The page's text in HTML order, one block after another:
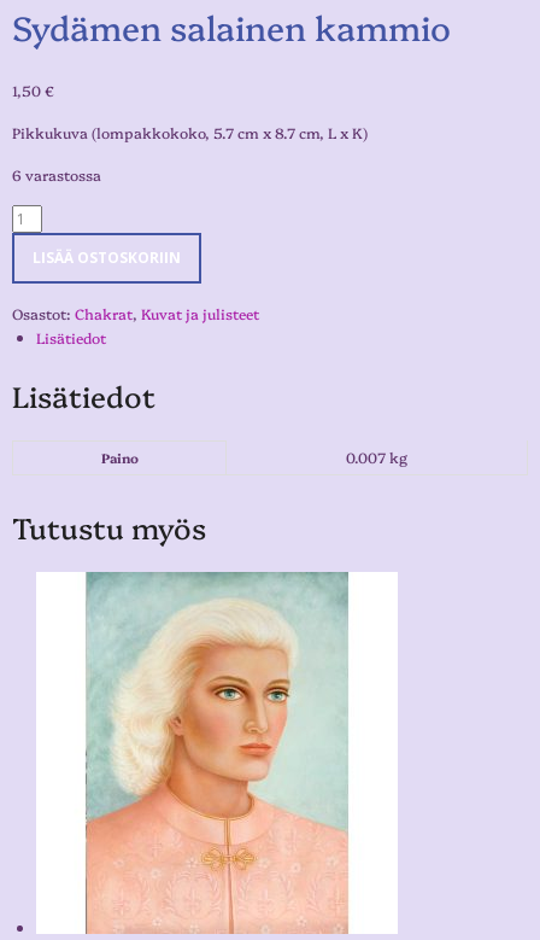
Sydämen salainen kammio
1,50€
Pikkukuva (lompakkokoko, 5.7 cm x 8.7 cm, L x K)
6 varastossa
LISÄÄ OSTOSKORIIN
Osastot: Chakrat, Kuvat ja julisteet
Lisätiedot
Lisätiedot
Paino 0.007 kg
Tutustu myös